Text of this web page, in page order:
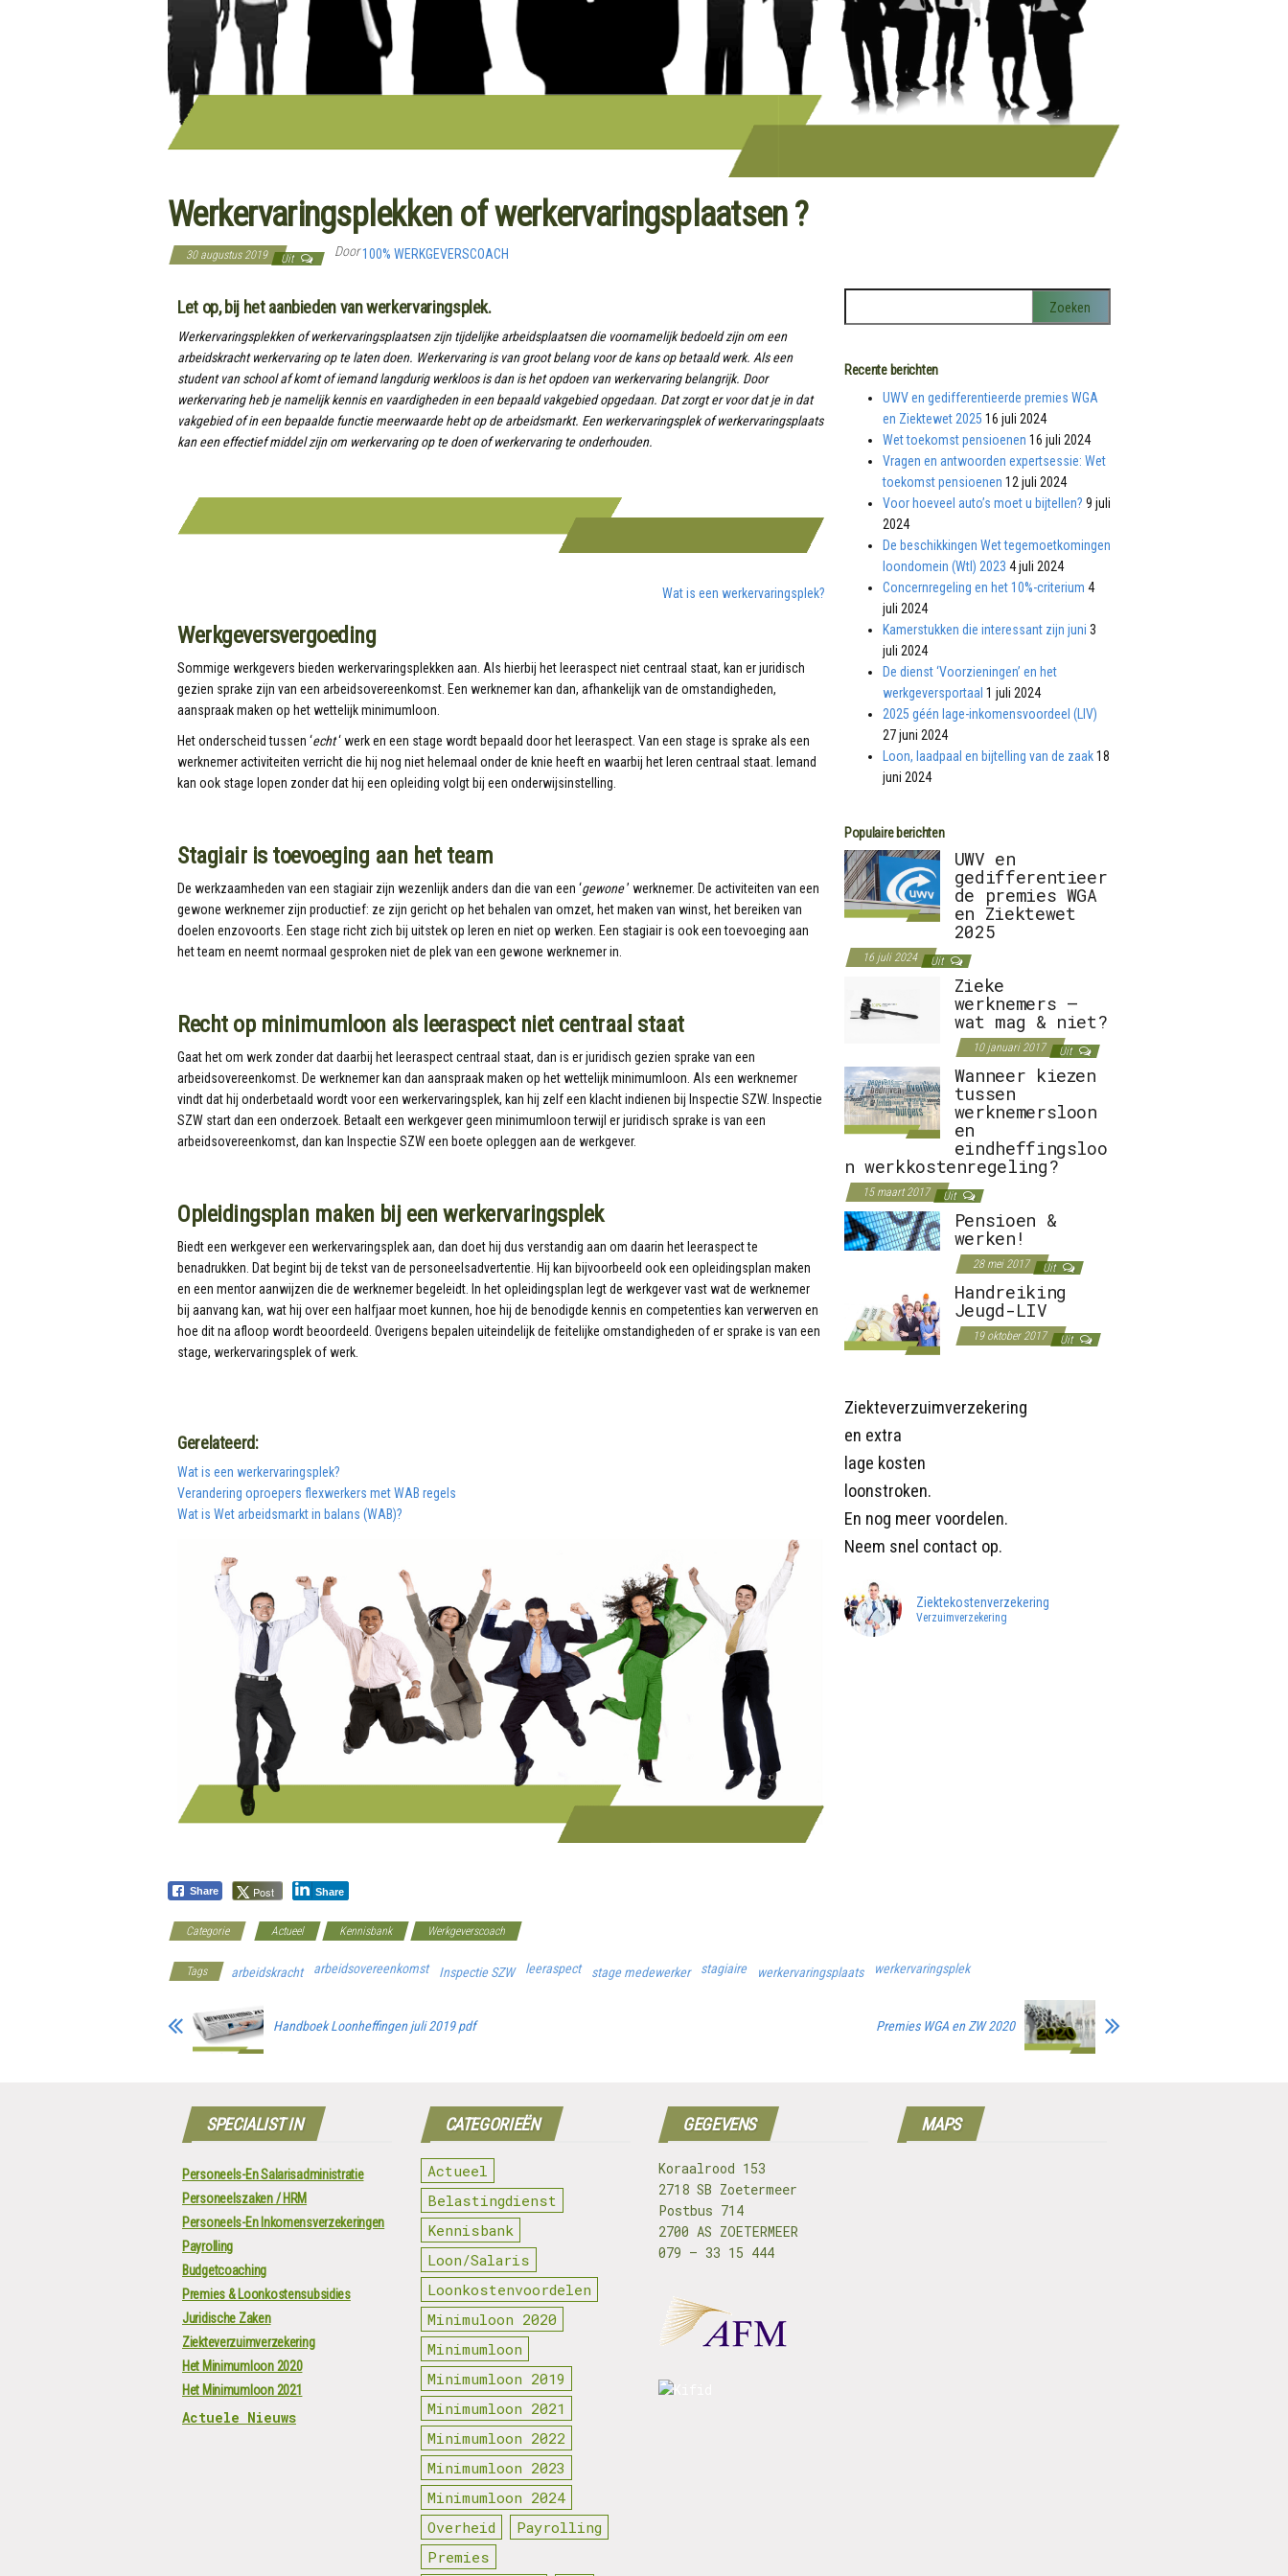
Werkervaringsplekken of werkervaringsplaatsen ?
30 augustus 2019 Uit Door100% WERKGEVERSCOACH
Let op, bij het aanbieden van werkervaringsplek.
Werkervaringsplekken of werkervaringsplaatsen zijn tijdelijke arbeidsplaatsen die voornamelijk bedoeld zijn om een
arbeidskracht werkervaring op te laten doen. Werkervaring is van groot belang voor de kans op betaald werk. Als een
student van school af komt of iemand langdurig werkloos is dan is het opdoen van werkervaring belangrijk. Door
werkervaring heb je namelijk kennis en vaardigheden in een bepaald vakgebied opgedaan. Dat zorgt er voor dat je in dat
vakgebied of in een bepaalde functie meerwaarde hebt op de arbeidsmarkt. Een werkervaringsplek of werkervaringsplaats
kan een effectief middel zijn om werkervaring op te doen of werkervaring te onderhouden.
Wat is een werkervaringsplek?
Werkgeversvergoeding
Sommige werkgevers bieden werkervaringsplekken aan. Als hierbij het leeraspect niet centraal staat, kan er juridisch
gezien sprake zijn van een arbeidsovereenkomst. Een werknemer kan dan, afhankelijk van de omstandigheden,
aanspraak maken op het wettelijk minimumloon.
Het onderscheid tussen ‘echt‘ werk en een stage wordt bepaald door het leeraspect. Van een stage is sprake als een
werknemer activiteiten verricht die hij nog niet helemaal onder de knie heeft en waarbij het leren centraal staat. Iemand
kan ook stage lopen zonder dat hij een opleiding volgt bij een onderwijsinstelling.
Stagiair is toevoeging aan het team
De werkzaamheden van een stagiair zijn wezenlijk anders dan die van een ‘gewone’ werknemer. De activiteiten van een
gewone werknemer zijn productief: ze zijn gericht op het behalen van omzet, het maken van winst, het bereiken van
doelen enzovoorts. Een stage richt zich bij uitstek op leren en niet op werken. Een stagiair is ook een toevoeging aan
het team en neemt normaal gesproken niet de plek van een gewone werknemer in.
Recht op minimumloon als leeraspect niet centraal staat
Gaat het om werk zonder dat daarbij het leeraspect centraal staat, dan is er juridisch gezien sprake van een
arbeidsovereenkomst. De werknemer kan dan aanspraak maken op het wettelijk minimumloon. Als een werknemer
vindt dat hij onderbetaald wordt voor een werkervaringsplek, kan hij zelf een klacht indienen bij Inspectie SZW. Inspectie
SZW start dan een onderzoek. Betaalt een werkgever geen minimumloon terwijl er juridisch sprake is van een
arbeidsovereenkomst, dan kan Inspectie SZW een boete opleggen aan de werkgever.
Opleidingsplan maken bij een werkervaringsplek
Biedt een werkgever een werkervaringsplek aan, dan doet hij dus verstandig aan om daarin het leeraspect te
benadrukken. Dat begint bij de tekst van de personeelsadvertentie. Hij kan bijvoorbeeld ook een opleidingsplan maken
en een mentor aanwijzen die de werknemer begeleidt. In het opleidingsplan legt de werkgever vast wat de werknemer
bij aanvang kan, wat hij over een halfjaar moet kunnen, hoe hij de benodigde kennis en competenties kan verwerven en
hoe dit na afloop wordt beoordeeld. Overigens bepalen uiteindelijk de feitelijke omstandigheden of er sprake is van een
stage, werkervaringsplek of werk.
Gerelateerd:
Wat is een werkervaringsplek?
Verandering oproepers flexwerkers met WAB regels
Wat is Wet arbeidsmarkt in balans (WAB)?
Recente berichten
UWV en gedifferentieerde premies WGA
en Ziektewet 2025 16 juli 2024
Wet toekomst pensioenen 16 juli 2024
Vragen en antwoorden expertsessie: Wet
toekomst pensioenen 12 juli 2024
Voor hoeveel auto’s moet u bijtellen? 9 juli
2024
De beschikkingen Wet tegemoetkomingen
loondomein (Wtl) 2023 4 juli 2024
Concernregeling en het 10%-criterium 4
juli 2024
Kamerstukken die interessant zijn juni 3
juli 2024
De dienst ‘Voorzieningen’ en het
werkgeversportaal 1 juli 2024
2025 géén lage-inkomensvoordeel (LIV)
27 juni 2024
Loon, laadpaal en bijtelling van de zaak 18
juni 2024
Populaire berichten
UWV en
gedifferentieer
de premies WGA
en Ziektewet
2025
16 juli 2024 Uit
Zieke
werknemers –
wat mag & niet?
10 januari 2017 Uit
Wanneer kiezen
tussen
werknemersloon
en
eindheffingsloo
n werkkostenregeling?
15 maart 2017 Uit
Pensioen &
werken!
28 mei 2017 Uit
Handreiking
Jeugd-LIV
19 oktober 2017 Uit
Ziekteverzuimverzekering
en extra
lage kosten
loonstroken.
En nog meer voordelen.
Neem snel contact op.
Ziektekostenverzekering
Verzuimverzekering
Share Post Share
Categorie Actueel Kennisbank Werkgeverscoach
Tags arbeidskracht arbeidsovereenkomst Inspectie SZW leeraspect stage medewerker stagiaire werkervaringsplaats werkervaringsplek
Handboek Loonheffingen juli 2019 pdf Premies WGA en ZW 2020
SPECIALIST IN
Personeels-En Salarisadministratie
Personeelszaken / HRM
Personeels-En Inkomensverzekeringen
Payrolling
Budgetcoaching
Premies & Loonkostensubsidies
Juridische Zaken
Ziekteverzuimverzekering
Het Minimumloon 2020
Het Minimumloon 2021
Actuele Nieuws
CATEGORIEËN
Actueel
Belastingdienst
Kennisbank
Loon/Salaris
Loonkostenvoordelen
Minimuloon 2020
Minimumloon
Minimumloon 2019
Minimumloon 2021
Minimumloon 2022
Minimumloon 2023
Minimumloon 2024
Overheid
Payrolling
Premies
GEGEVENS
Koraalrood 153
2718 SB Zoetermeer
Postbus 714
2700 AS ZOETERMEER
079 – 33 15 444
MAPS